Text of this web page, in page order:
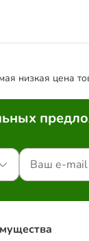
низкая цена